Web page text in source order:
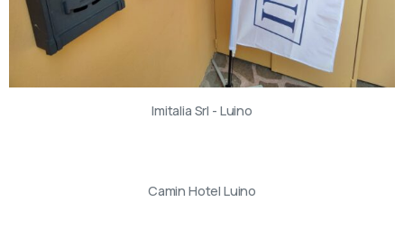
Imitalia Srl - Luino
Camin Hotel Luino